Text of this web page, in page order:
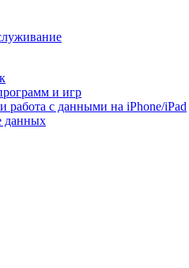
и игр
работа с данными на iPhone/iPad
данных